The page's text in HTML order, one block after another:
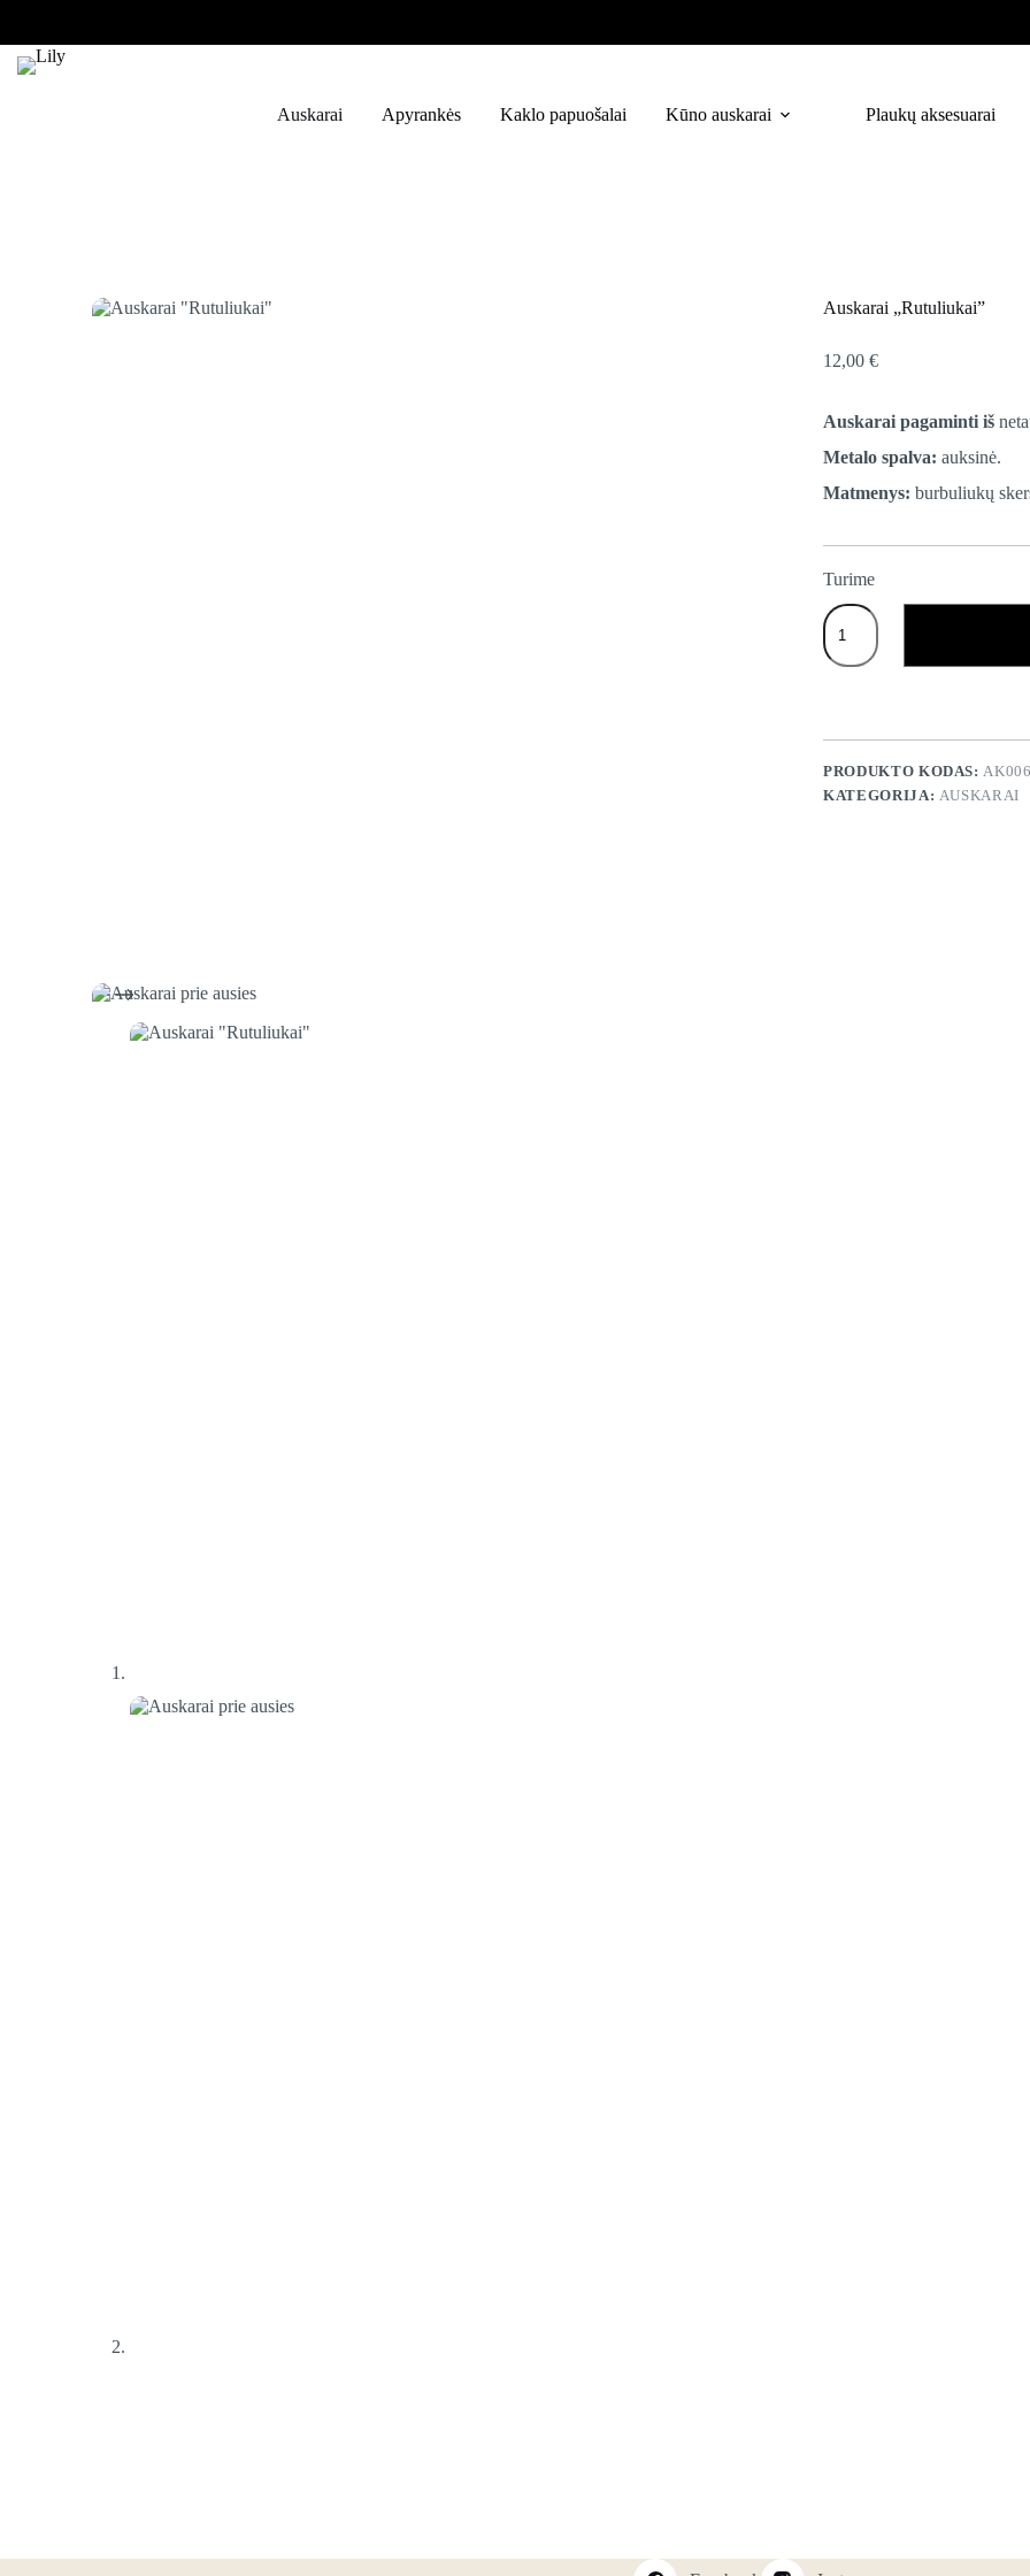
content
Auskarai Apyrankės Kaklo papuošalai Kūno auskarai Plaukų aksesuarai
Auskarai „Rutuliukai”
12,00€
Auskarai pagaminti iš
Metalo spalva: auksinė.
Matmenys: burbuliukų
Turime
produkto
kiekis:
Auskarai
"Rutuliukai"
PRODUKTO KODAS:
KATEGORIJA: AUSKARAI